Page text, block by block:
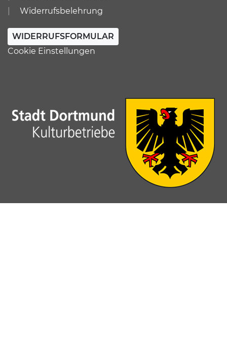
Widerrufsbelehrung
WIDERRUFSFORMULAR
Cookie Einstellungen